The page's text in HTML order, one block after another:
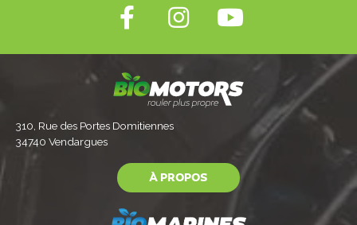
310, Rue des Portes Domitiennes
34740 Vendargues
À PROPOS